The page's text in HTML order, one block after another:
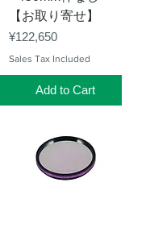
【お取り寄せ】
Price
¥122,650
Sales Tax Included
Add to Cart